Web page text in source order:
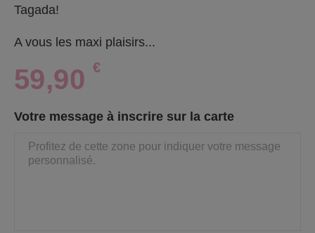
Tagada!
A vous les maxi plaisirs...
59,90 €
Votre message à inscrire sur la carte